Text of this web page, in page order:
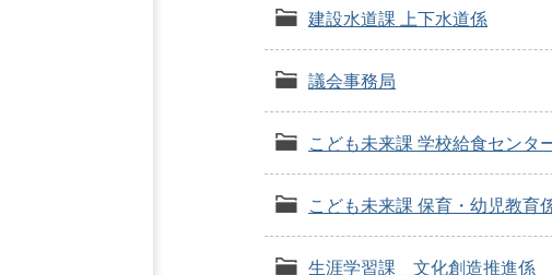
建設水道課 上下水道係
議会事務局
こども未来課 学校給食センタ
こども未来課 保育・幼児教育
生涯学習課 文化創造推進係